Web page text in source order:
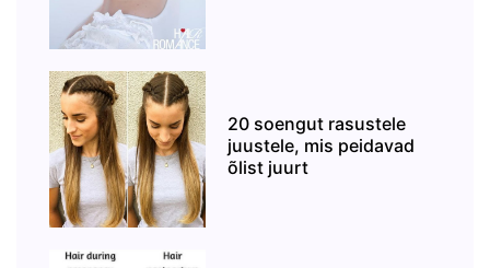
20 soengut rasustele
juustele, mis peidavad
õlist juurt